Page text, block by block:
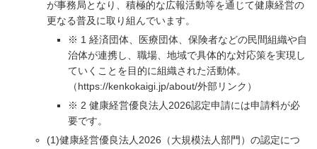
が事務局となり、積極的な広報活動等を通じて健康経営の
更なる普及に取り組んでいます。
※ 1 経済団体、医療団体、保険者などの民間組織や自
治体が連携し、職場、地域で具体的な対応策を実現し
ていくことを目的に組織された活動体。
（https://kenkokaigi.jp/about/外部リンク）
※ 2 健康経営優良法人2026認定申請には申請料が必
要です。
(1)健康経営優良法人2026（大規模法人部門）の認定につ